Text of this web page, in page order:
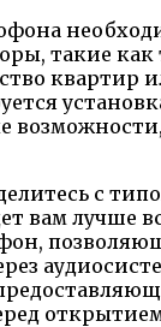
такие как
квартир
с
вам лучше